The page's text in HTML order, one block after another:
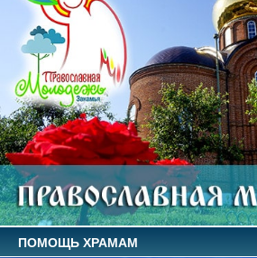
ПОМОЩЬ ХРАМАМ